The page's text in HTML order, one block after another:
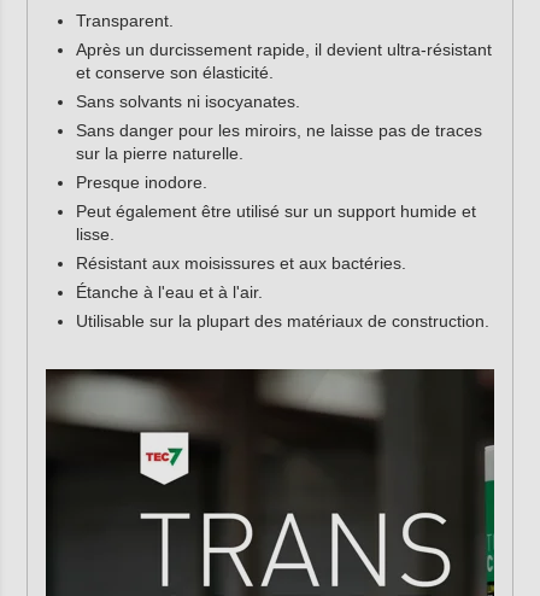
Transparent.
Après un durcissement rapide, il devient ultra-résistant
et conserve son élasticité.
Sans solvants ni isocyanates.
Sans danger pour les miroirs, ne laisse pas de traces
sur la pierre naturelle.
Presque inodore.
Peut également être utilisé sur un support humide et
lisse.
Résistant aux moisissures et aux bactéries.
Étanche à l'eau et à l'air.
Utilisable sur la plupart des matériaux de construction.